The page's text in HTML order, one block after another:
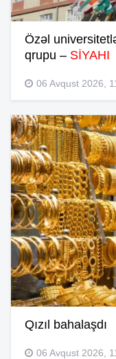
Özəl
qrupu – SİYAHI
06 Avqust 2026,
Qızıl bahalaşdı
06 Avqust 2026,